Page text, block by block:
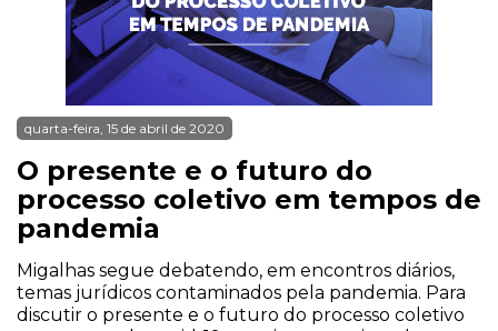
quarta-feira, 15 de abril de 2020
O presente e o futuro do
processo coletivo em tempos de
pandemia
Migalhas segue debatendo, em encontros diários,
temas jurídicos contaminados pela pandemia. Para
discutir o presente e o futuro do processo coletivo